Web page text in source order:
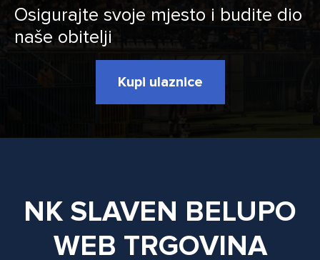
Osigurajte svoje mjesto i budite dio
naše obitelji
Kupi ulaznice
NK SLAVEN BELUPO
WEB TRGOVINA